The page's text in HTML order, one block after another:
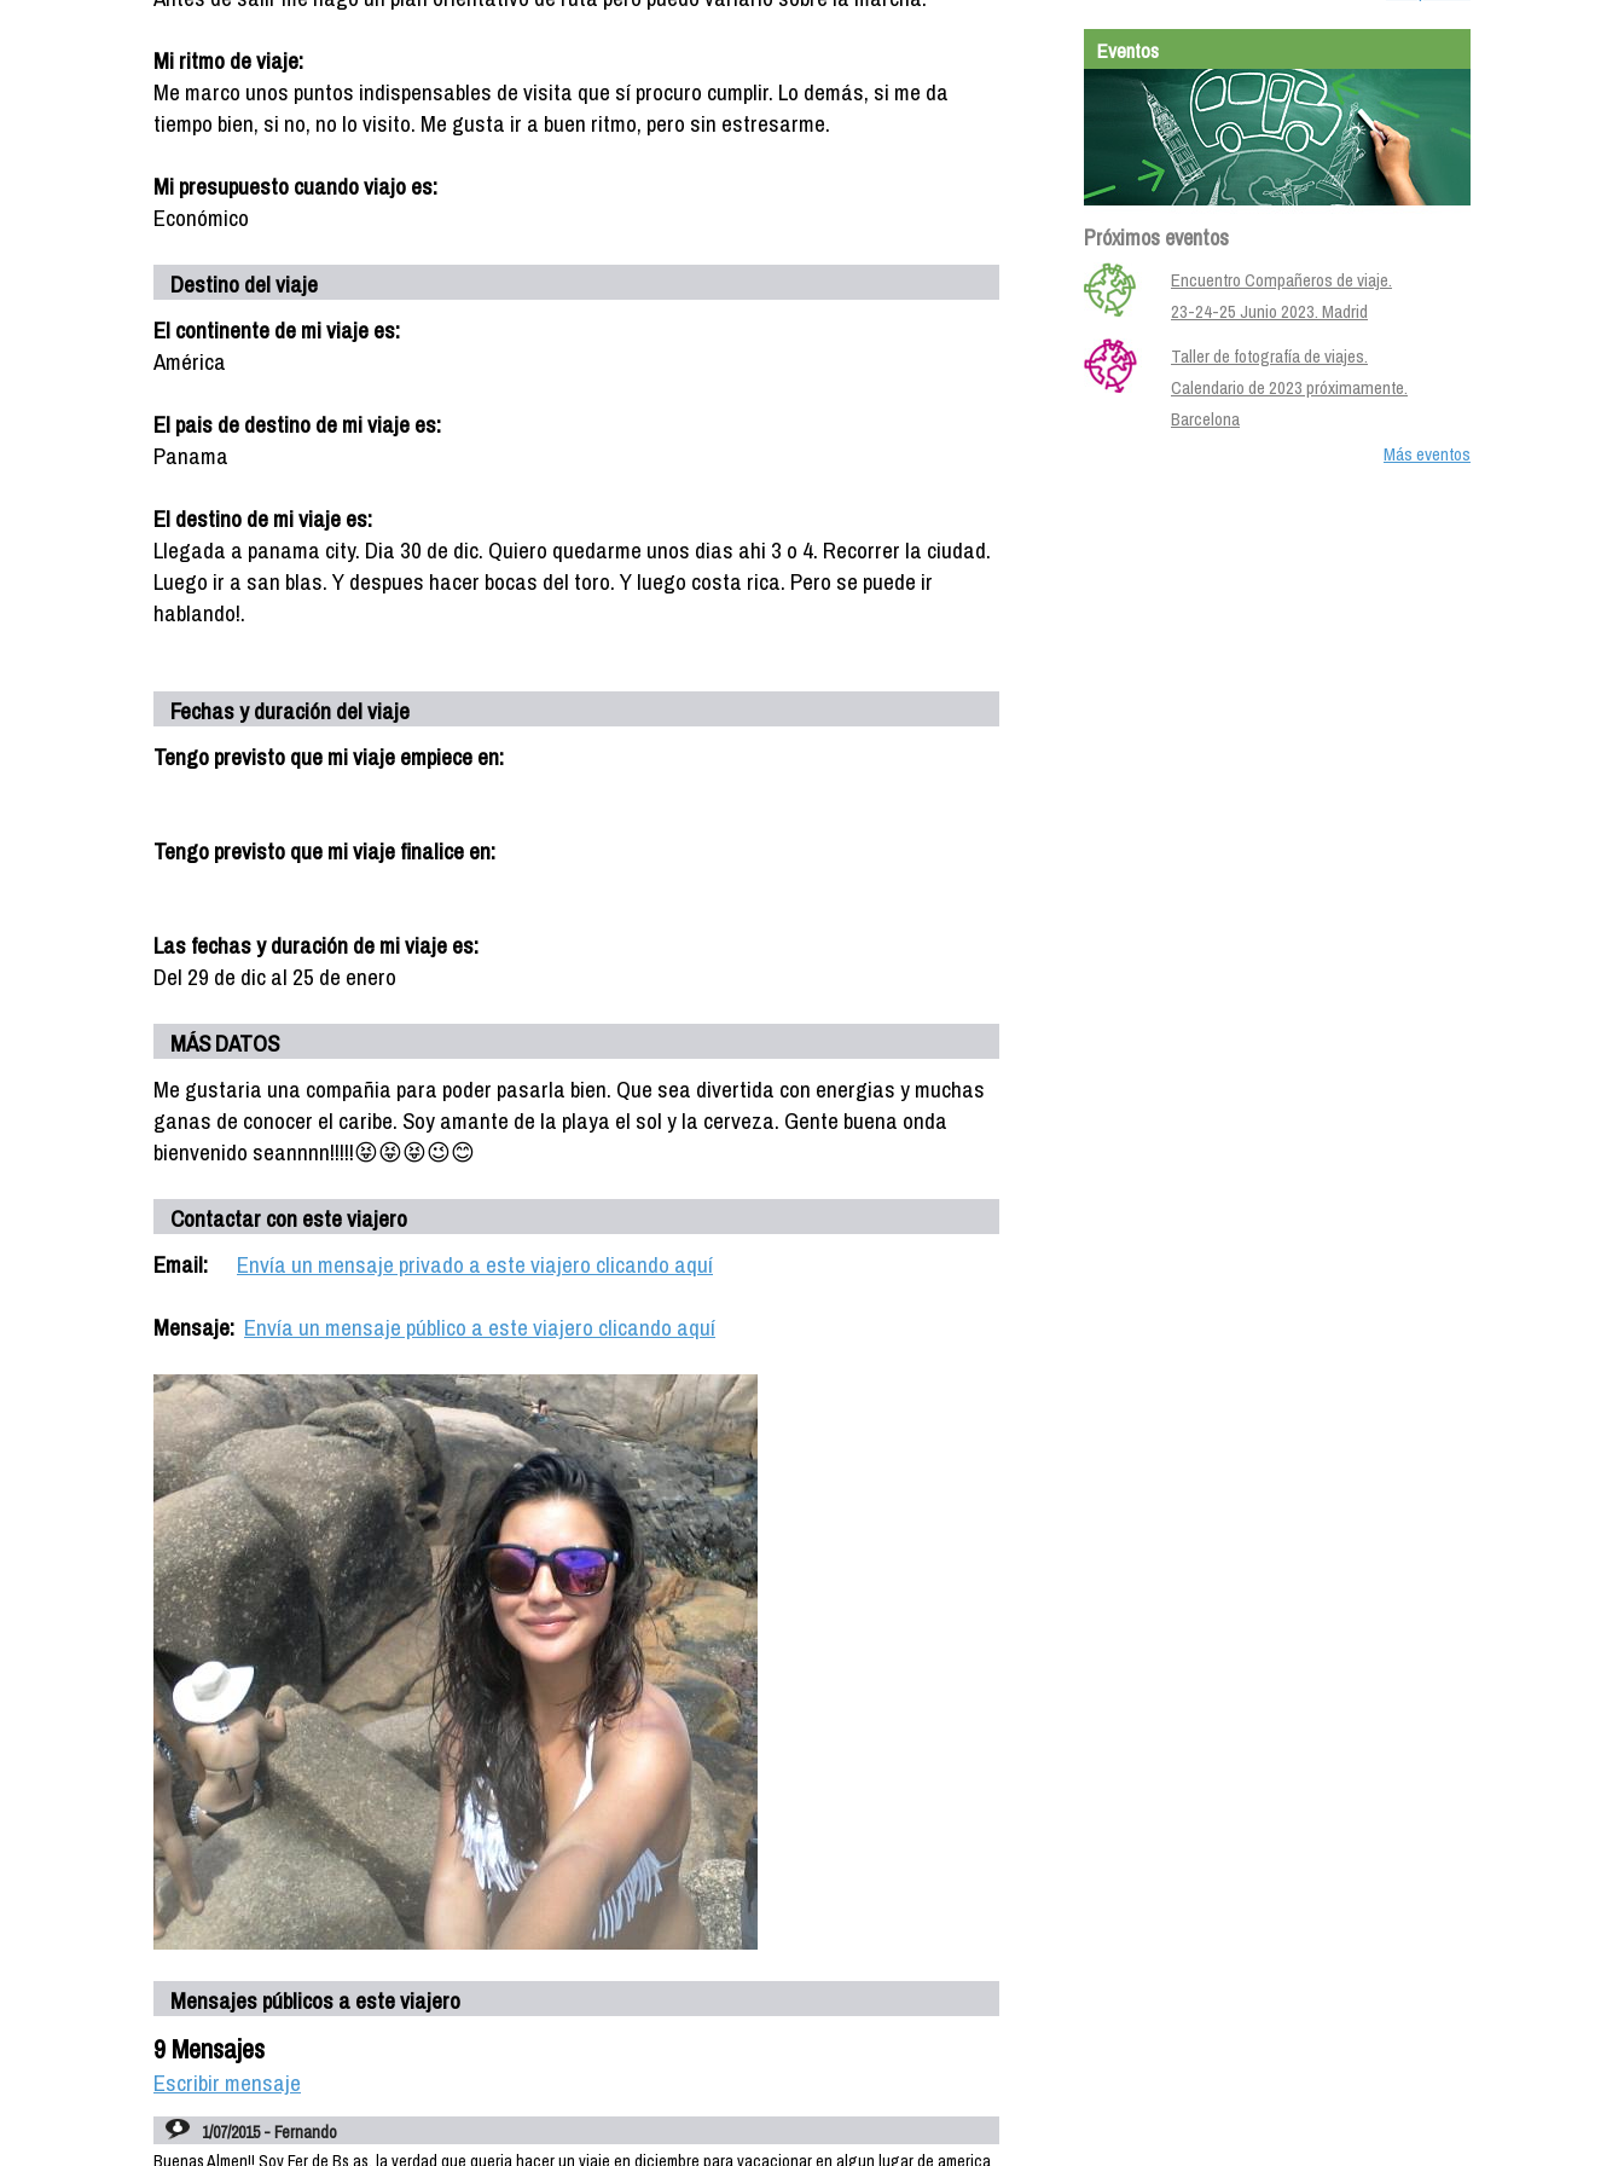
Mi ritmo de viaje:
Me marco unos puntos indispensables de visita que sí procuro cumplir. Lo demás, si me da
tiempo bien, si no, no lo visito. Me gusta ir a buen ritmo, pero sin estresarme.
Mi presupuesto cuando viajo es:
Económico
Destino del viaje
El continente de mi viaje es:
América
El pais de destino de mi viaje es:
Panama
El destino de mi viaje es:
Llegada a panama city. Dia 30 de dic. Quiero quedarme unos dias ahi 3 o 4. Recorrer la ciudad.
Luego ir a san blas. Y despues hacer bocas del toro. Y luego costa rica. Pero se puede ir
hablando!.
Fechas y duración del viaje
Tengo previsto que mi viaje empiece en:
Tengo previsto que mi viaje finalice en:
Las fechas y duración de mi viaje es:
Del 29 de dic al 25 de enero
MÁS DATOS
Me gustaria una compañia para poder pasarla bien. Que sea divertida con energias y muchas
ganas de conocer el caribe. Soy amante de la playa el sol y la cerveza. Gente buena onda
bienvenido seannnn!!!!!😝😝😝😉😊
Contactar con este viajero
Email:
Envía un mensaje privado a este viajero clicando aquí
Mensaje: Envía un mensaje público a este viajero clicando aquí
Mensajes públicos a este viajero
9 Mensajes
Escribir mensaje
1/07/2015 - Fernando
Buenas Almen!! Soy Fer de Bs.as. la verdad que queria hacer un viaje en diciembre para vacacionar en algun lugar de america
Eventos
Próximos eventos
Encuentro Compañeros de viaje.
23-24-25 Junio 2023. Madrid
Taller de fotografía de viajes.
Calendario de 2023 próximamente.
Barcelona
Más eventos